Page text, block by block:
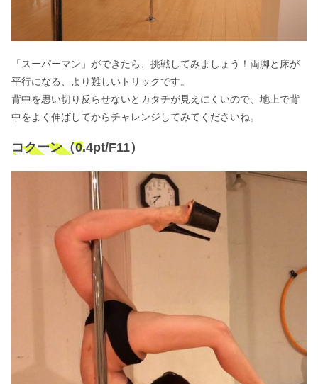
「スーパーマン」ができたら、挑戦してみましょう！両脚と床が
平行になる、より難しいトリックです。
背中を思い切り反らせないとカタチが見えにくいので、地上で背
中をよく伸ばしてからチャレンジしてみてくださいね。
コクーン（0.4pt/F11）